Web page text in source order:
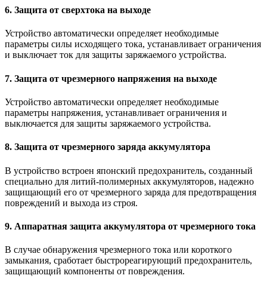
6. Защита от сверхтока на выходе
Устройство автоматически определяет необходимые
параметры силы исходящего тока, устанавливает ограничения
и выключает ток для защиты заряжаемого устройства.
7. Защита от чрезмерного напряжения на выходе
Устройство автоматически определяет необходимые
параметры напряжения, устанавливает ограничения и
выключается для защиты заряжаемого устройства.
8. Защита от чрезмерного заряда аккумулятора
В устройство встроен японский предохранитель, созданный
специально для литий-полимерных аккумуляторов, надежно
защищающий его от чрезмерного заряда для предотвращения
повреждений и выхода из строя.
9. Аппаратная защита аккумулятора от чрезмерного тока
В случае обнаружения чрезмерного тока или короткого
замыкания, сработает быстрореагирующий предохранитель,
защищающий компоненты от повреждения.